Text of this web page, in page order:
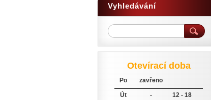
Vyhledávání
Otevírací doba
Po zavřeno
Út - 12 - 18